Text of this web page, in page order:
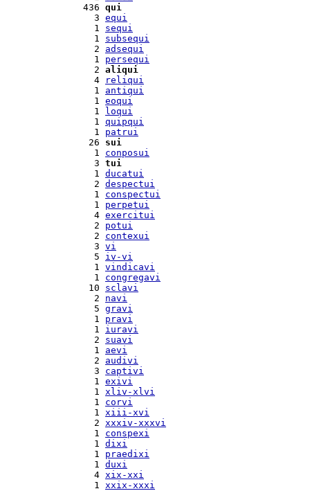
436 qui
  3
equi
  1
sequi
  1
subsequi
  2
adsequi
  1
persequi
  2
aliqui
  4
reliqui
  1
antiqui
  1
eoqui
  1
loqui
  1
quipqui
  1
patrui
26 sui
  1
conposui
  3
tui
  1
ducatui
  2
despectui
  1
conspectui
  1
perpetui
  4
exercitui
  2
potui
  2
contexui
  3
vi
  5
iv-vi
  1
vindicavi
  1
congregavi
10 sclavi
  2
navi
  5
gravi
  1
pravi
  1
iuravi
  2
suavi
  1
aevi
  2
audivi
  3
captivi
  1
exivi
  1
xliv-xlvi
  1
corvi
  1
xiii-xvi
  2
xxxiv-xxxvi
  1
conspexi
  1
dixi
  1
praedixi
  1
duxi
  4
xix-xxi
  1
xxix-xxxi